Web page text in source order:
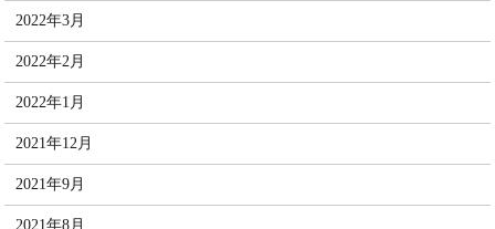
2022年3月
2022年2月
2022年1月
2021年12月
2021年9月
2021年8月